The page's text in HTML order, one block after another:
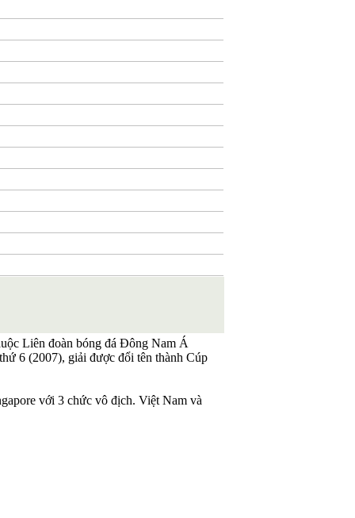
Liên đoàn bóng đá Đông Nam Á
6 (2007), giải được đổi tên thành Cúp
với 3 chức vô địch. Việt Nam và